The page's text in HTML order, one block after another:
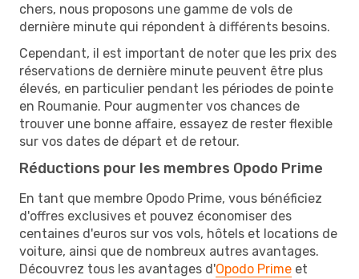
chers, nous proposons une gamme de vols de
dernière minute qui répondent à différents besoins.
Cependant, il est important de noter que les prix des
réservations de dernière minute peuvent être plus
élevés, en particulier pendant les périodes de pointe
en Roumanie. Pour augmenter vos chances de
trouver une bonne affaire, essayez de rester flexible
sur vos dates de départ et de retour.
Réductions pour les membres Opodo Prime
En tant que membre Opodo Prime, vous bénéficiez
d'offres exclusives et pouvez économiser des
centaines d'euros sur vos vols, hôtels et locations de
voiture, ainsi que de nombreux autres avantages.
Découvrez tous les avantages d'Opodo Prime et